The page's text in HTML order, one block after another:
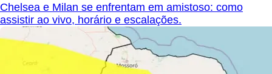
Chelsea e Milan se enfrentam em amistoso: como
assistir ao vivo, horário e escalações.